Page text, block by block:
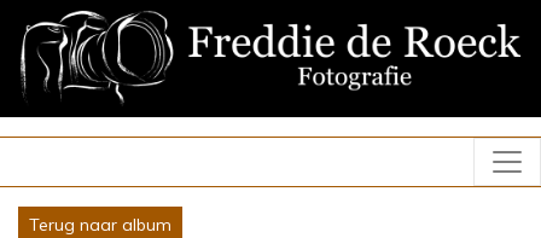
Terug naar album